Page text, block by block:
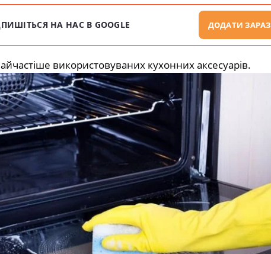
НА НАС В GOOGLE ДОДАТИ ЗАРАЗ
використовуваних кухонних аксесуарів.